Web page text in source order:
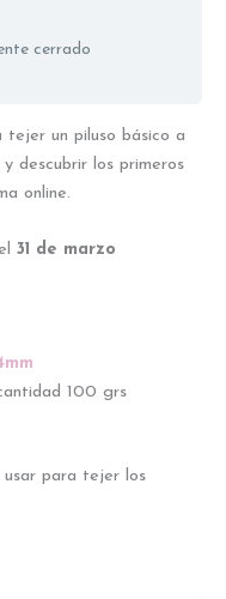
cerrado
tejer un piluso básico a
descubrir los primeros
online.
31 de marzo
100 grs
usar para tejer los